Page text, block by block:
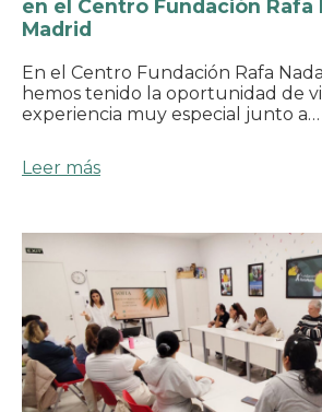
en el Centro Fundación Rafa
Madrid
En el Centro Fundación Rafa
hemos tenido la oportunidad de
experiencia muy especial junto a…
Leer más